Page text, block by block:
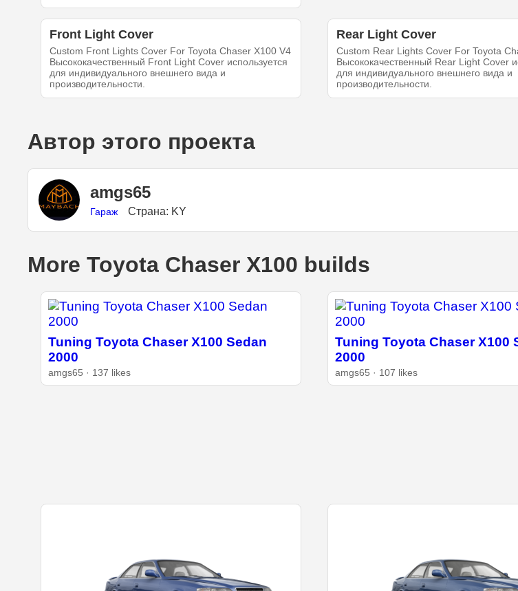
Front Light Cover
Custom Front Lights Cover For Toyota Chaser X100 V4
Высококачественный Front Light Cover используется
для индивидуального внешнего вида и
производительности.
Rear Light Cover
Custom Rear Lights Cover For Toyota
Высококачественный Rear Light Cover
для индивидуального внешнего вида и
производительности.
Автор этого проекта
amgs65
Гараж Страна: KY
More Toyota Chaser X100 builds
Tuning Toyota Chaser X100 Sedan
2000
amgs65 · 137 likes
Tuning Toyota Chaser X100
2000
amgs65 · 107 likes